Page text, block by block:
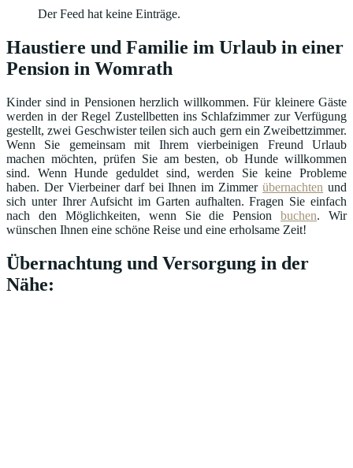
Der Feed hat keine Einträge.
Haustiere und Familie im Urlaub in einer
Pension in Womrath
Kinder sind in Pensionen herzlich willkommen. Für kleinere Gäste
werden in der Regel Zustellbetten ins Schlafzimmer zur Verfügung
gestellt, zwei Geschwister teilen sich auch gern ein Zweibettzimmer.
Wenn Sie gemeinsam mit Ihrem vierbeinigen Freund Urlaub
machen möchten, prüfen Sie am besten, ob Hunde willkommen
sind. Wenn Hunde geduldet sind, werden Sie keine Probleme
haben. Der Vierbeiner darf bei Ihnen im Zimmerübernachten und
sich unter Ihrer Aufsicht im Garten aufhalten. Fragen Sie einfach
nach den Möglichkeiten, wenn Sie die Pensionbuchen. Wir
wünschen Ihnen eine schöne Reise und eine erholsame Zeit!
Übernachtung und Versorgung in der
Nähe: